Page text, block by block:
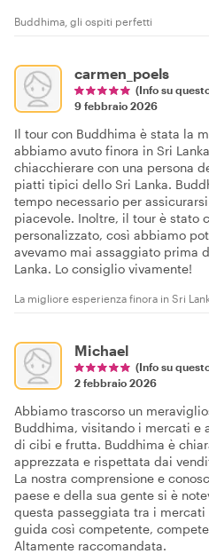
Buddhima, gli ospiti perfetti
carmen_poels
(Info su
9 febbraio 2026
Il tour con Buddhima è stata la
abbiamo avuto finora in Sri
chiacchierare con una persona
piatti tipici dello Sri Lanka.
tempo necessario per
piacevole. Inoltre, il tour è stato
personalizzato, così abbiamo
avevamo mai assaggiato prima
Lanka. Lo consiglio vivamente!
La migliore esperienza finora in Sri
Michael
(Info su
2 febbraio 2026
Abbiamo trascorso un
Buddhima, visitando i mercati e
di cibi e frutta. Buddhima è
apprezzata e rispettata dai
La nostra comprensione e
paese e della sua gente si è
questa passeggiata tra i mercati
guida così competente,
Altamente raccomandata.